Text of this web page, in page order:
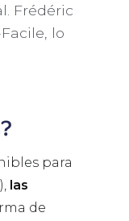
Frédéric
lo
para
las
de